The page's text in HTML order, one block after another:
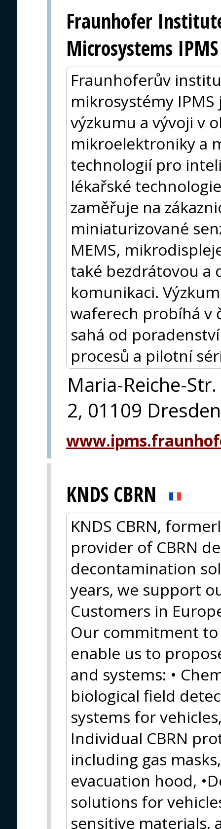
Fraunhofer
Microsystems IPMS
Fraunhoferův
mikrosystémy
výzkumu a vývoji v
mikroelektroniky a
technologií pro
lékařské
zaměřuje na
miniaturizované
MEMS,
také bezdrátovou a
komunikaci.
waferech probíhá v
sahá od
procesů a pilotní
Maria-Reiche-Str.
2, 01109 Dresden
KNDS CBRN
KNDS CBRN,
provider of CBRN
decontamination
years, we support
Customers in
Our commitment to
enable us to
and systems: •
biological field
systems for
Individual CBRN
including gas
evacuation hood,
solutions for
sensitive materials,